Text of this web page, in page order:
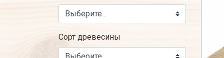
Сорт древесины